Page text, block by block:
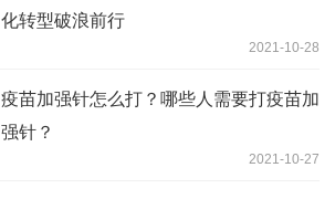
化转型破浪前行
2021-10-28
疫苗加强针怎么打？哪些人需要打疫苗加
强针？
2021-10-27